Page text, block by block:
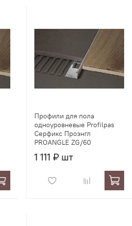
Профили для пола
одноуровневые Profilpas
Серфикс Проэнгл
PROANGLE ZG/60
1 111 ₽ шт